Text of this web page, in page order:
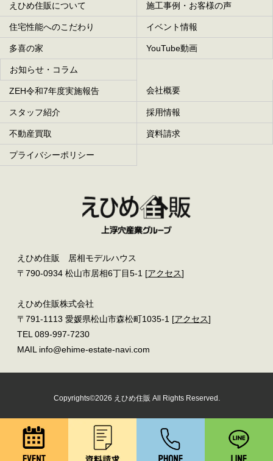
えひめ住販について 施工事例・お客様の声
住宅性能へのこだわり イベント情報
多喜の家 YouTube動画
お知らせ・コラム
ZEH令和7年度実施報告 会社概要
スタッフ紹介 採用情報
不動産買取 資料請求
プライバシーポリシー
えひめ住販 居相モデルハウス
〒790-0934 松山市居相6丁目5-1 [アクセス]
えひめ住販株式会社
〒791-1113 愛媛県松山市森松町1035-1 [アクセス]
TEL 089-997-7230
MAIL info@ehime-estate-navi.com
Copyrights©2026 えひめ住販 All Rights Reserved.